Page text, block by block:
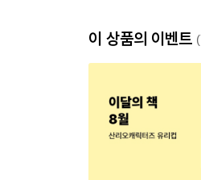
이 상품의 이벤트